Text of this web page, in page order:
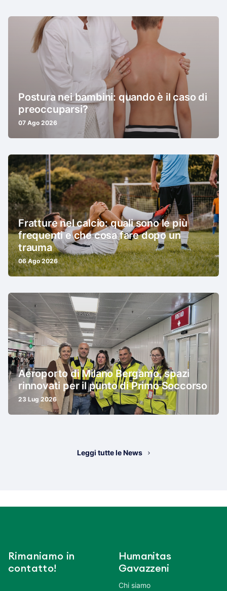
Postura nei bambini: quando è il caso di
preoccuparsi?
07 Ago 2026
Fratture nel calcio: quali sono le più
frequenti e che cosa fare dopo un
trauma
06 Ago 2026
Aeroporto di Milano Bergamo, spazi
rinnovati per il punto di Primo Soccorso
23 Lug 2026
Leggi tutte le News
Rimaniamo in
contatto!
Humanitas
Gavazzeni
Chi siamo